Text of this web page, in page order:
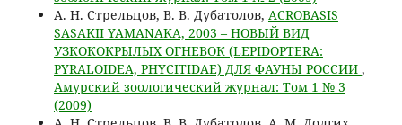
А. Н. Стрельцов, В. В. Дубатолов, ACROBASIS
SASAKII YAMANAKA, 2003 – НОВЫЙ ВИД
УЗКОКОКРЫЛЫХ ОГНЕВОК (LEPIDOPTERA:
PYRALOIDEA, PHYCITIDAE) ДЛЯ ФАУНЫ РОССИИ ,
Амурский зоологический журнал: Том 1 № 3
(2009)